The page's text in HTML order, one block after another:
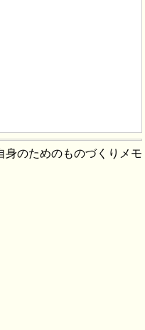
身のためのものづくりメモ